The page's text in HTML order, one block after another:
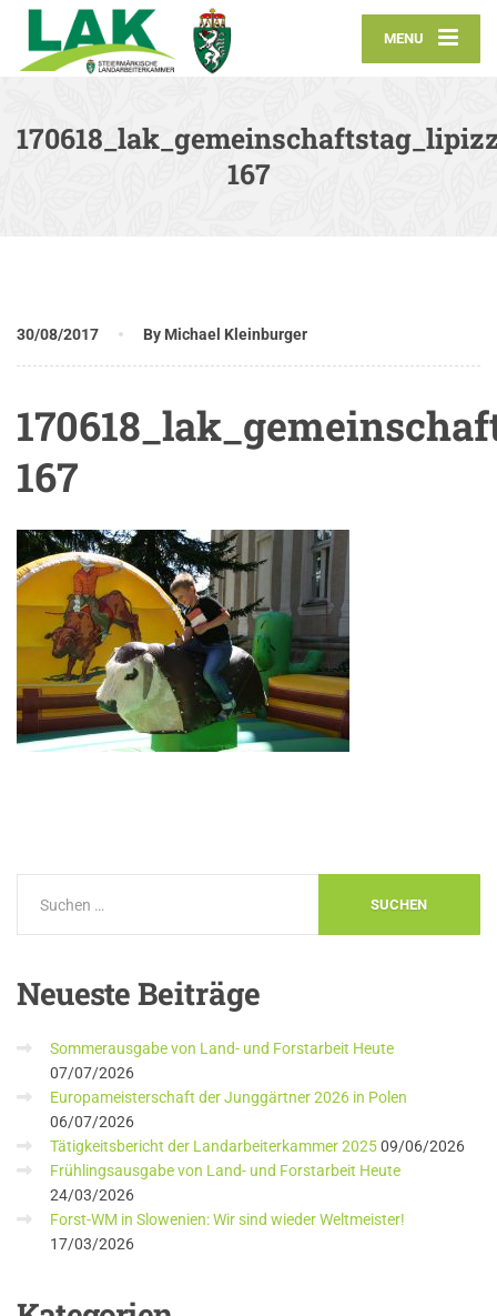
MENU
167
30/08/2017 By Michael Kleinburger
167
NeuesteBeiträge
Sommerausgabe von Land- und Forstarbeit Heute
07/07/2026
Europameisterschaft der Junggärtner 2026 in Polen
06/07/2026
Tätigkeitsbericht der Landarbeiterkammer 202509/06/2026
Frühlingsausgabe von Land- und Forstarbeit Heute
24/03/2026
Forst-WM in Slowenien: Wir sind wieder Weltmeister!
17/03/2026